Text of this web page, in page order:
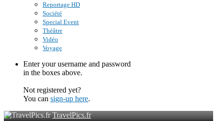
Reportage HD
Société
Special Event
Théâtre
Vidéo
Voyage
Enter your username and password
in the boxes above.
Not registered yet?
You can sign-up here.
TravelPics.fr